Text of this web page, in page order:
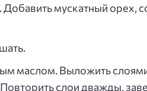
мускатный орех,
маслом. Выложить
слои дважды,